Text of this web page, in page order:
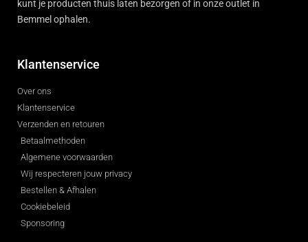
kunt je producten thuis laten bezorgen of in onze outlet in
Bemmel ophalen.
Klantenservice
Over ons
Klantenservice
Verzenden en retouren
Betaalmethoden
Algemene voorwaarden
Wij respecteren jouw privacy
Bestellen & Afhalen
Cookiebeleid
Sponsoring